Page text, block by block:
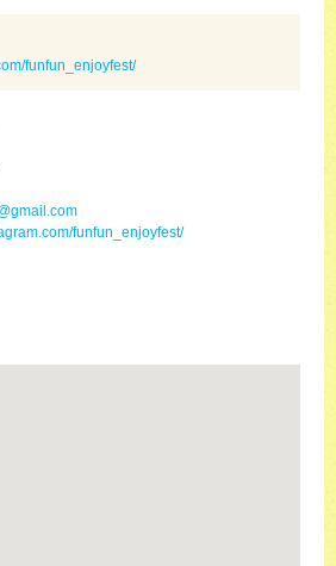
funfun_enjoyfest/
funfun_enjoyfest/